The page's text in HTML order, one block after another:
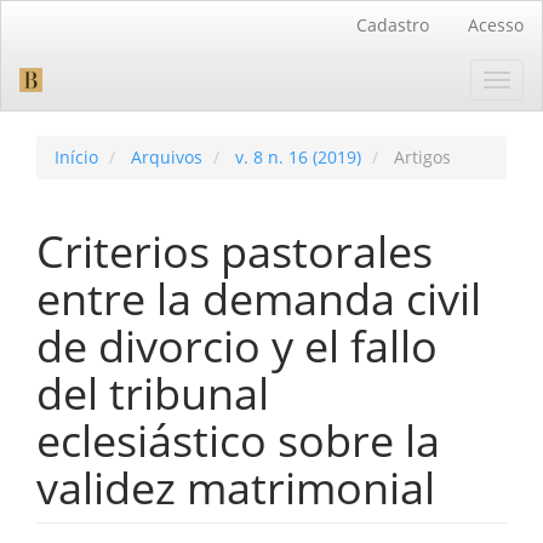
Barra
Cadastro Acesso
Início Arquivos v. 8 n. 16 (2019) Artigos
Criterios pastorales
entre la demanda civil
de divorcio y el fallo
del tribunal
eclesiástico sobre la
validez matrimonial